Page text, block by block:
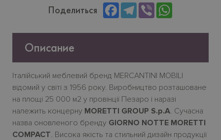
Поделиться FacebookTelegram
Viber
Описание
Італійський меблевий бренд MERCANTINI MOBILI
відомий у світі з 1956 року. Виробництво розташоване
на площі 25 000 м2 у провінції Пезаро і наразі
належить концерну MORETTI GROUP S.p.A. Сучасна
назва оновленого бренду GIORNO NOTTE MORETTI
COMPACT. Висока якість та стильний дизайн продукції